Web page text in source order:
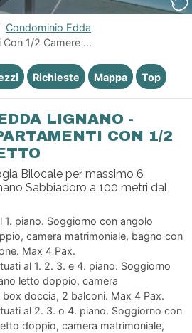
Condominio Edda
Con 1/2 Camere ...
LIGNANO -
CON 1/2
Bilocale per massimo 6
Sabbiadoro a 100 metri dal
1. piano. Soggiorno con angolo
camera matrimoniale, bagno con
Max 4 Pax.
al 1. 2. 3. e 4. piano. Soggiorno
letto doppio, camera
doccia, 2 balconi. Max 4 Pax.
al 2. 3. o 4. piano. Soggiorno con
doppio, camera matrimoniale,
Richieste Mappa Top